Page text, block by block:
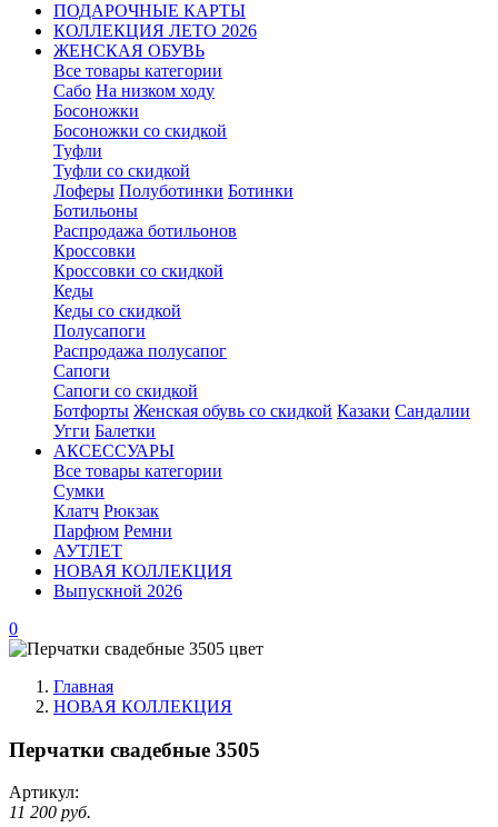
ПОДАРОЧНЫЕ КАРТЫ
КОЛЛЕКЦИЯ ЛЕТО 2026
ЖЕНСКАЯ ОБУВЬ
Все товары категории
Сабо На низком ходу
Босоножки
Босоножки со скидкой
Туфли
Туфли со скидкой
Лоферы Полуботинки Ботинки
Ботильоны
Распродажа ботильонов
Кроссовки
Кроссовки со скидкой
Кеды
Кеды со скидкой
Полусапоги
Распродажа полусапог
Сапоги
Сапоги со скидкой
Ботфорты Женская обувь со скидкой Казаки Сандалии
Угги Балетки
АКСЕССУАРЫ
Все товары категории
Сумки
Клатч Рюкзак
Парфюм Ремни
АУТЛЕТ
НОВАЯ КОЛЛЕКЦИЯ
Выпускной 2026
0
Главная
НОВАЯ КОЛЛЕКЦИЯ
Перчатки свадебные 3505
Артикул:
11 200 руб.